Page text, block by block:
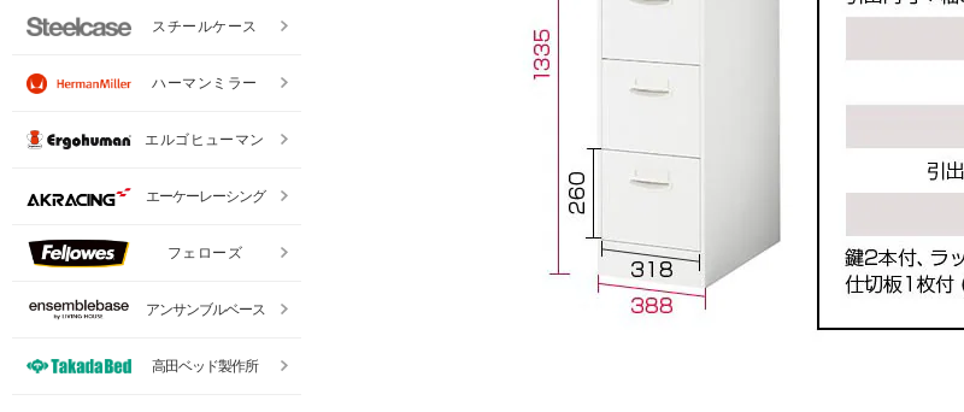
スチールケース
ハーマンミラー
エルゴヒューマン
エーケーレーシング
フェローズ
アンサンブルベース
高田ベッド製作所